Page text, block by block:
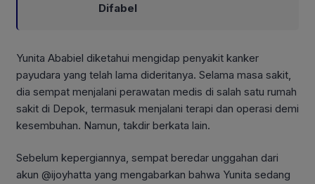
Difabel
Yunita Ababiel diketahui mengidap penyakit kanker
payudara yang telah lama dideritanya. Selama masa sakit,
dia sempat menjalani perawatan medis di salah satu rumah
sakit di Depok, termasuk menjalani terapi dan operasi demi
kesembuhan. Namun, takdir berkata lain.
Sebelum kepergiannya, sempat beredar unggahan dari
akun @ijoyhatta yang mengabarkan bahwa Yunita sedang